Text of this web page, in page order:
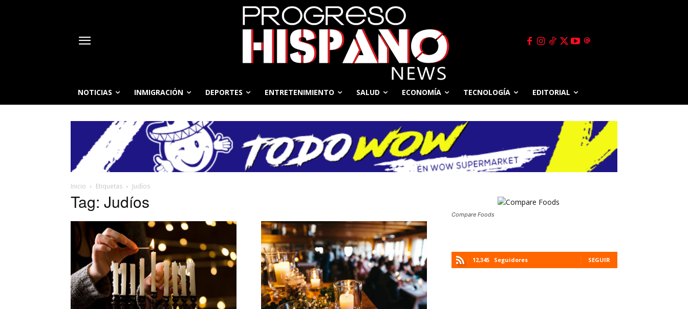
NOTICIAS INMIGRACIÓN DEPORTES ENTRETENIMIENTO SALUD ECONOMÍA TECNOLOGÍA EDITORIAL
Inicio Etiquetas Judíos
Tag: Judíos
Compare Foods
12,345 Seguidores SEGUIR